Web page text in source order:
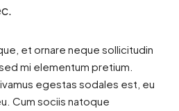
et ornare neque sollicitudin
mi elementum pretium.
egestas sodales est, eu
Cum sociis natoque